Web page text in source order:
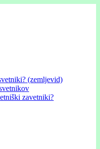
(zemljevid)
zavetniki?